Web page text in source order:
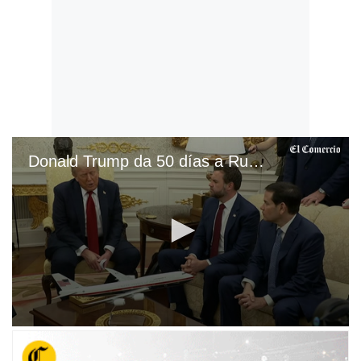
Donald Trump da 50 días a Rusia para acabar con la guerra en Ucrania